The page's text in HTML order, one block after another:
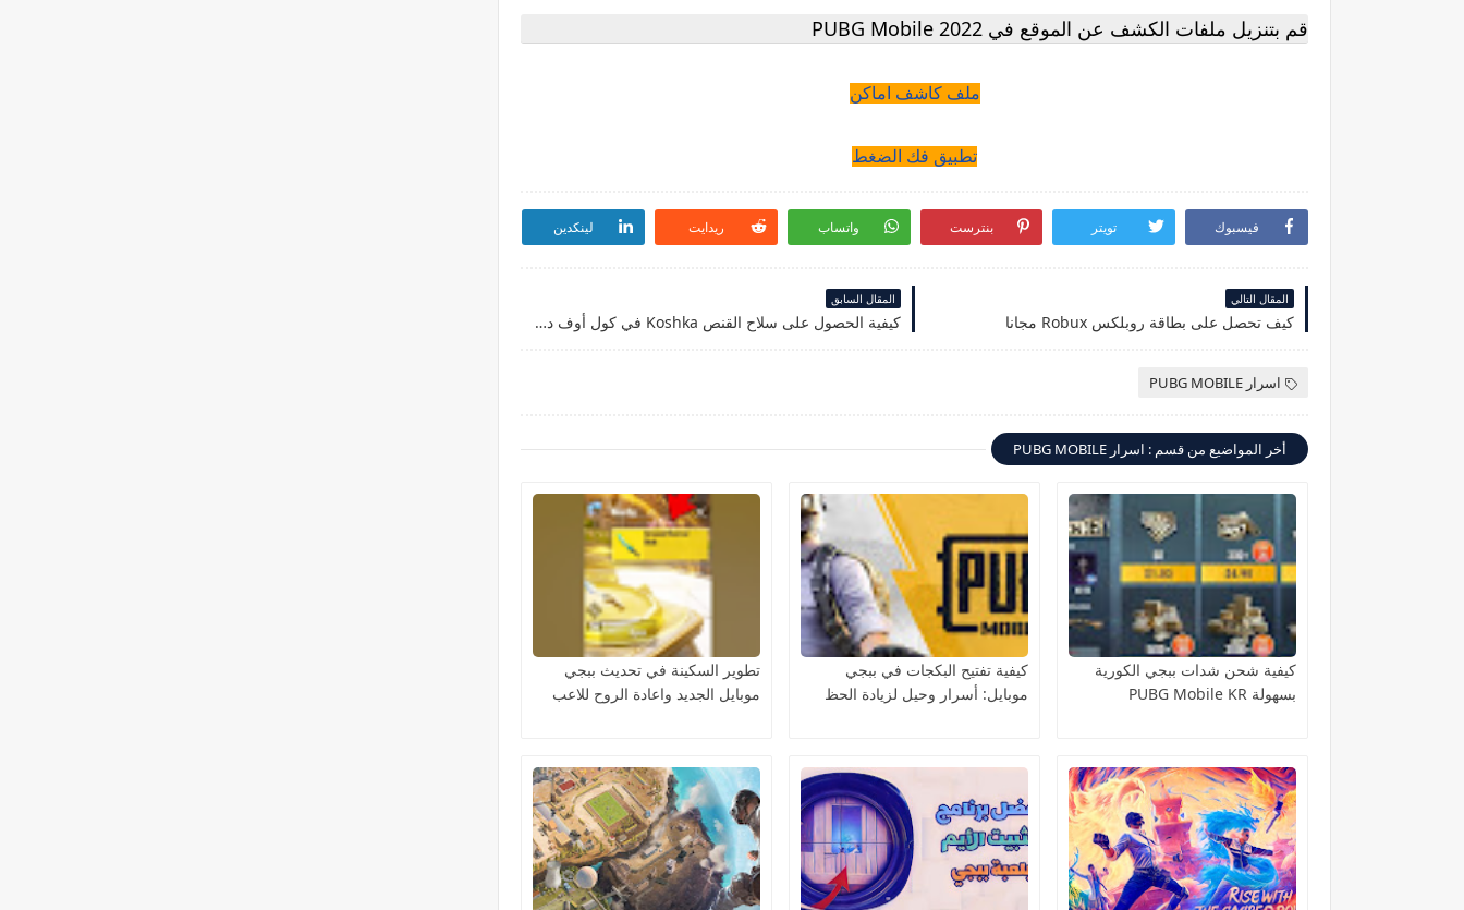
قم بتنزيل ملفات الكشف عن الموقع في PUBG Mobile 2022
ملف كاشف اماكن
تطبيق فك الضغط
فيسبوك تويتر بنترست واتساب ريدايت لينكدين
المقال التالي
كيف تحصل على بطاقة روبلكس Robux مجانا
المقال السابق
كيفية الحصول على سلاح القنص Koshka في كول أوف ديوتي الموسم 4
اسرار PUBG MOBILE
أخر المواضيع من قسم : اسرار PUBG MOBILE
كيفية شحن شدات ببجي الكورية
بسهولة PUBG Mobile KR
كيفية تفتيح البكجات في ببجي
موبايل: أسرار وحيل لزيادة الحظ
تطوير السكينة في تحديث ببجي
موبايل الجديد واعادة الروح للاعب